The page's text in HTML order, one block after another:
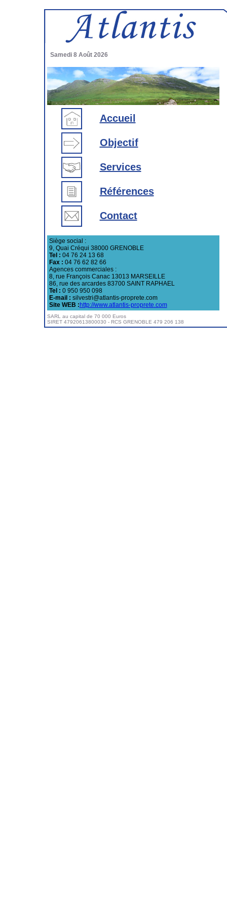
Samedi 8 Août 2026
Accueil
Objectif
Services
Références
Contact
Siège social :
9, Quai Créqui 38000 GRENOBLE
Tel : 04 76 24 13 68
Fax : 04 76 62 82 66
Agences commerciales :
8, rue François Canac 13013 MARSEILLE
86, rue des arcardes 83700 SAINT RAPHAEL
Tel : 0 950 950 098
E-mail : silvestri@atlantis-proprete.com
Site WEB : http://www.atlantis-proprete.com
SARL au capital de 70 000 Euros
SIRET 47920613800030 - RCS GRENOBLE 479 206 138